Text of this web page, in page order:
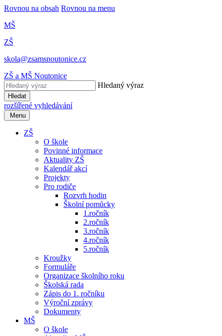
Rovnou na obsah Rovnou na menu
MŠ
ZŠ
skola@zsamsnoutonice.cz
ZŠ a MŠ Noutonice
Hledaný výraz
Hledat
rozšířené vyhledávání
Menu
ZŠ
O škole
Povinné informace
Aktuality ZŠ
Kalendář akcí
Projekty
Pro rodiče
Rozvrh hodin
Školní pomůcky
1.ročník
2.ročník
3.ročník
4.ročník
5.ročník
Kroužky
Formuláře
Organizace školního roku
Školská rada
Zápis do 1. ročníku
Výroční zprávy
Dokumenty
MŠ
O škole